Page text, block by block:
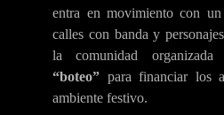
entra en movimiento con
calles con banda y
la comunidad
“boteo” para financiar los
ambiente festivo.